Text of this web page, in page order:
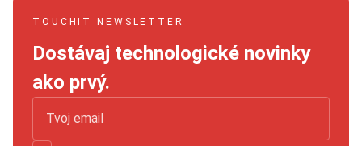
TOUCHIT NEWSLETTER
Dostávaj technologické novinky
ako prvý.